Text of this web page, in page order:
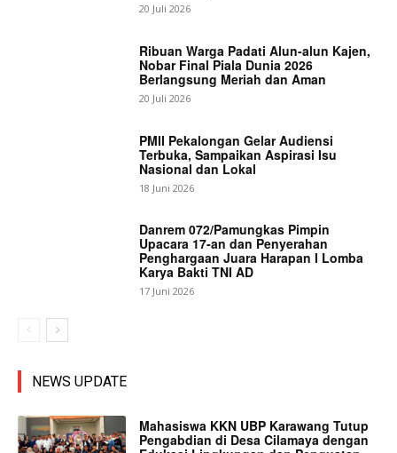
20 Juli 2026
Ribuan Warga Padati Alun-alun Kajen,
Nobar Final Piala Dunia 2026
Berlangsung Meriah dan Aman
20 Juli 2026
PMII Pekalongan Gelar Audiensi
Terbuka, Sampaikan Aspirasi Isu
Nasional dan Lokal
18 Juni 2026
Danrem 072/Pamungkas Pimpin
Upacara 17-an dan Penyerahan
Penghargaan Juara Harapan I Lomba
Karya Bakti TNI AD
17 Juni 2026
NEWS UPDATE
Mahasiswa KKN UBP Karawang Tutup
Pengabdian di Desa Cilamaya dengan